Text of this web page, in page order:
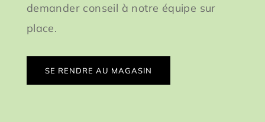
demander conseil à notre équipe sur
place.
SE RENDRE AU MAGASIN